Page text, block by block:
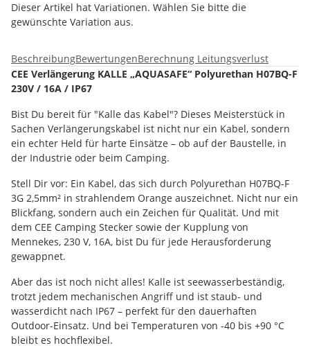
Dieser Artikel hat Variationen. Wählen Sie bitte die
gewünschte Variation aus.
BeschreibungBewertungenBerechnung Leitungsverlust
CEE Verlängerung KALLE „AQUASAFE“ Polyurethan H07BQ-F
230V / 16A / IP67
Bist Du bereit für "Kalle das Kabel"? Dieses Meisterstück in
Sachen Verlängerungskabel ist nicht nur ein Kabel, sondern
ein echter Held für harte Einsätze – ob auf der Baustelle, in
der Industrie oder beim Camping.
Stell Dir vor: Ein Kabel, das sich durch Polyurethan H07BQ-F
3G 2,5mm² in strahlendem Orange auszeichnet. Nicht nur ein
Blickfang, sondern auch ein Zeichen für Qualität. Und mit
dem CEE Camping Stecker sowie der Kupplung von
Mennekes, 230 V, 16A, bist Du für jede Herausforderung
gewappnet.
Aber das ist noch nicht alles! Kalle ist seewasserbeständig,
trotzt jedem mechanischen Angriff und ist staub- und
wasserdicht nach IP67 – perfekt für den dauerhaften
Outdoor-Einsatz. Und bei Temperaturen von -40 bis +90 °C
bleibt es hochflexibel.